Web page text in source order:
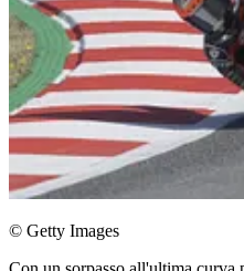
© Getty Images